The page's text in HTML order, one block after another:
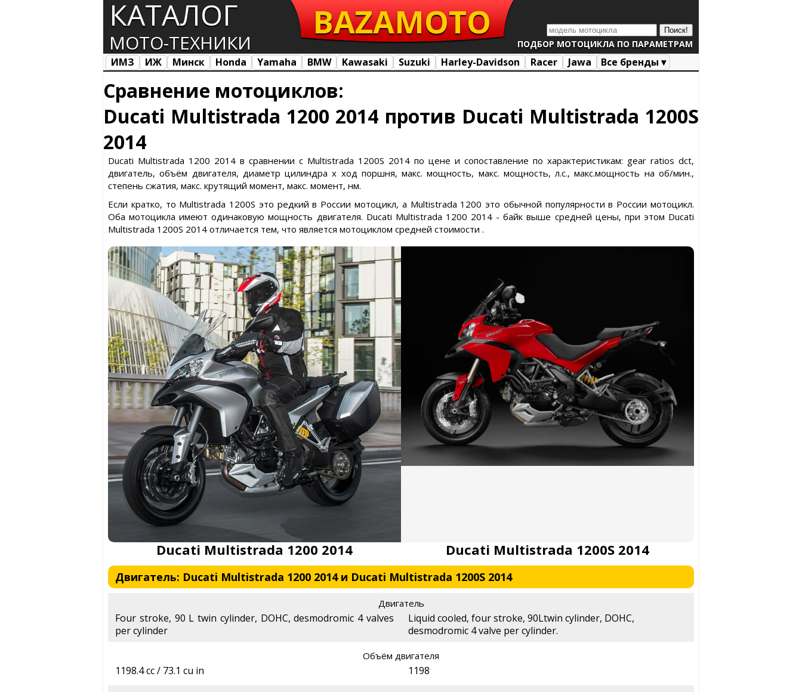
КАТАЛОГ
МОТО-ТЕХНИКИ ПОДБОР МОТОЦИКЛА ПО ПАРАМЕТРАМ
BAZAMOTO
ИМЗ ИЖ Минск Honda Yamaha BMW Kawasaki Suzuki Harley-Davidson Racer Jawa
Все бренды ▾
Сравнение мотоциклов:
Ducati Multistrada 1200 2014 против Ducati Multistrada 1200S
2014
Ducati Multistrada 1200 2014 в сравнении с Multistrada 1200S 2014 по цене и сопоставление по характеристикам: gear ratios dct,
двигатель, объём двигателя, диаметр цилиндра х ход поршня, макс. мощность, макс. мощность, л.с., макс.мощность на об/мин.,
степень сжатия, макс. крутящий момент, макс. момент, нм.
Если кратко, то Multistrada 1200S это редкий в России мотоцикл, а Multistrada 1200 это обычной популярности в России мотоцикл.
Оба мотоцикла имеют одинаковую мощность двигателя. Ducati Multistrada 1200 2014 - байк выше средней цены, при этом Ducati
Multistrada 1200S 2014 отличается тем, что является мотоциклом средней стоимости .
Ducati Multistrada 1200 2014 Ducati Multistrada 1200S 2014
Двигатель: Ducati Multistrada 1200 2014 и Ducati Multistrada 1200S 2014
Двигатель
Four stroke, 90 L twin cylinder, DOHC, desmodromic 4 valves
per cylinder
Liquid cooled, four stroke, 90Ltwin cylinder, DOHC,
desmodromic 4 valve per cylinder.
Объём двигателя
1198.4 cc / 73.1 cu in 1198